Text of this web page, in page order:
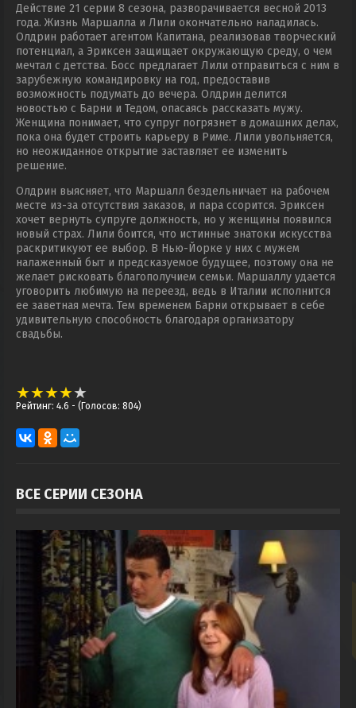
Действие 21 серии 8 сезона, разворачивается весной 2013
года. Жизнь Маршалла и Лили окончательно наладилась.
Олдрин работает агентом Капитана, реализовав творческий
потенциал, а Эриксен защищает окружающую среду, о чем
мечтал с детства. Босс предлагает Лили отправиться с ним в
зарубежную командировку на год, предоставив
возможность подумать до вечера. Олдрин делится
новостью с Барни и Тедом, опасаясь рассказать мужу.
Женщина понимает, что супруг погрязнет в домашних делах,
пока она будет строить карьеру в Риме. Лили увольняется,
но неожиданное открытие заставляет ее изменить
решение.
Олдрин выясняет, что Маршалл бездельничает на рабочем
месте из-за отсутствия заказов, и пара ссорится. Эриксен
хочет вернуть супруге должность, но у женщины появился
новый страх. Лили боится, что истинные знатоки искусства
раскритикуют ее выбор. В Нью-Йорке у них с мужем
налаженный быт и предсказуемое будущее, поэтому она не
желает рисковать благополучием семьи. Маршаллу удается
уговорить любимую на переезд, ведь в Италии исполнится
ее заветная мечта. Тем временем Барни открывает в себе
удивительную способность благодаря организатору
свадьбы.
Рейтинг: 4.6 - (Голосов: 804)
ВСЕ СЕРИИ СЕЗОНА